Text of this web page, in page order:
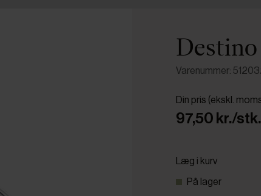
Varenummer:
Din pris (ekskl.
97,50 kr./stk.
Læg i kurv
På lager